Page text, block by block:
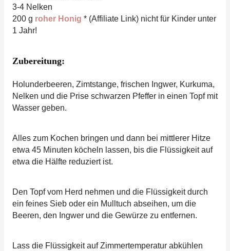
3-4 Nelken
200 g roher Honig * (Affiliate Link) nicht für Kinder unter
1 Jahr!
Zubereitung:
Holunderbeeren, Zimtstange, frischen Ingwer, Kurkuma,
Nelken und die Prise schwarzen Pfeffer in einen Topf mit
Wasser geben.
Alles zum Kochen bringen und dann bei mittlerer Hitze
etwa 45 Minuten köcheln lassen, bis die Flüssigkeit auf
etwa die Hälfte reduziert ist.
Den Topf vom Herd nehmen und die Flüssigkeit durch
ein feines Sieb oder ein Mulltuch abseihen, um die
Beeren, den Ingwer und die Gewürze zu entfernen.
Lass die Flüssigkeit auf Zimmertemperatur abkühlen